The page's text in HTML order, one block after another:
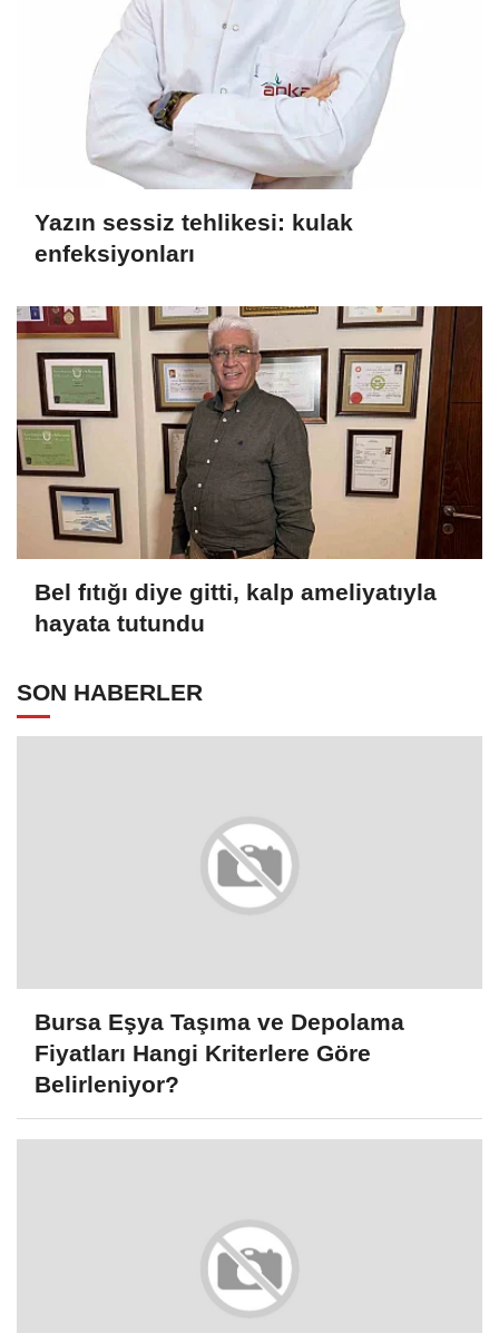
Yazın sessiz tehlikesi: kulak
enfeksiyonları
Bel fıtığı diye gitti, kalp ameliyatıyla
hayata tutundu
SON HABERLER
Bursa Eşya Taşıma ve Depolama
Fiyatları Hangi Kriterlere Göre
Belirleniyor?